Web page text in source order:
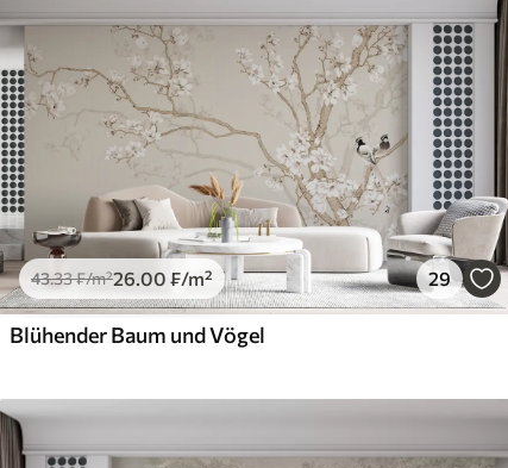
43.33₣/m²26 .00 ₣/m² 29
Blühender Baum und Vögel